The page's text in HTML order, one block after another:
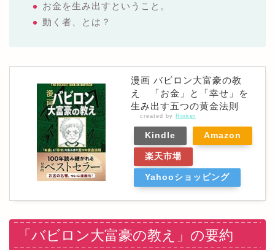
お金を生み出すということ。
動く者、とは？
漫画 バビロン大富豪の教
え 「お金」と「幸せ」を
生み出す五つの黄金法則
created by Rinker
Kindle Amazon
楽天市場
Yahooショッピング
「バビロン大富豪の教え」の要約